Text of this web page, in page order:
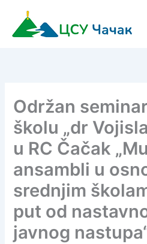
садржај
Održan
školu „dr
u RC Čačak
ansambli u
srednjim
put od
javnog